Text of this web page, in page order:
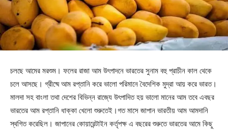
চলছে আমের মরশুম। ফলের রাজা আম উৎপাদনে ভারতের সুনাম বহু প্রাচীন কাল থেকে
চলে আসছে। গ্রীষ্মে আম রপ্তানি করে ভালো পরিমানে বৈদেশিক মুদ্রা আয় করে ভারত।
মালদা সহ বাংলা তথা দেশের বিভিন্ন রাজ্যে উৎপাদিত হয় ভালো মানের আম তবে এবছর
ভারতের আম রপ্তানি ধাক্কা খেলো শুরুতেই।গত মাসে জাপান ভারতীয় আম আমদানি
স্থগিত করেছিল। জাপানের কোয়ারেন্টাইন কর্তৃপক্ষ এ বছরের শুরুতে ভারতের আমে কিছু